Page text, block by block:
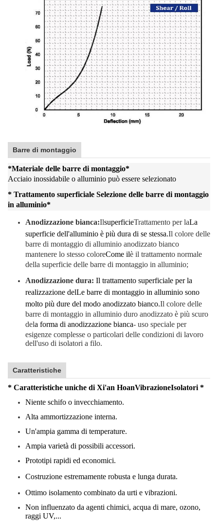
Barre di montaggio
*Materiale delle barre di montaggio*
Acciaio inossidabile o alluminio può essere selezionato
* Trattamento superficiale Selezione delle barre di montaggio
in alluminio*
Anodizzazione bianca:IlsuperficieTrattamento per laLa
superficie dell'alluminio è più dura di se stessa.Il colore delle
barre di montaggio di alluminio anodizzato bianco
mantenere lo stesso coloreCome ilè il trattamento normale
della superficie delle barre di montaggio in alluminio;
Anodizzazione dura: Il trattamento superficiale per la
realizzazione delLe barre di montaggio in alluminio sono
molto più dure del modo anodizzato bianco.Il colore delle
barre di montaggio in alluminio duro anodizzato è più scuro
dela forma di anodizzazione bianca- uso speciale per
esigenze complesse o particolari delle condizioni di lavoro
dell'uso di isolatori a filo.
Caratteristiche
* Caratteristiche uniche di Xi'an HoanVibrazioneIsolatori *
Niente schifo o invecchiamento.
Alta ammortizzazione interna.
Un'ampia gamma di temperature.
Ampia varietà di possibili accessori.
Prototipi rapidi ed economici.
Costruzione estremamente robusta e lunga durata.
Ottimo isolamento combinato da urti e vibrazioni.
Non influenzato da agenti chimici, acqua di mare, ozono,
raggi UV,...